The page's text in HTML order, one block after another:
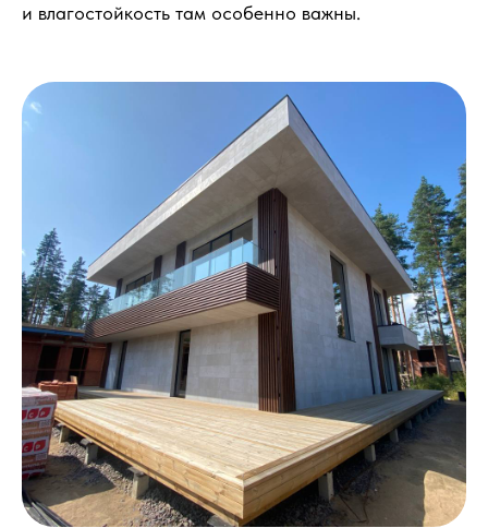
и влагостойкость там особенно важны.